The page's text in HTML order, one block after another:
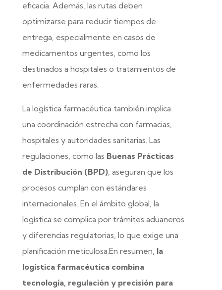
eficacia. Además, las rutas deben
optimizarse para reducir tiempos de
entrega, especialmente en casos de
medicamentos urgentes, como los
destinados a hospitales o tratamientos de
enfermedades raras.
La logística farmacéutica también implica
una coordinación estrecha con farmacias,
hospitales y autoridades sanitarias. Las
regulaciones, como las Buenas Prácticas
de Distribución (BPD), aseguran que los
procesos cumplan con estándares
internacionales. En el ámbito global, la
logística se complica por trámites aduaneros
y diferencias regulatorias, lo que exige una
planificación meticulosa.En resumen, la
logística farmacéutica combina
tecnología, regulación y precisión para